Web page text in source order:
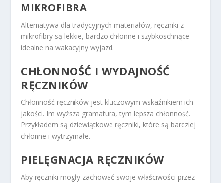
MIKROFIBRA
Alternatywa dla tradycyjnych materiałów, ręczniki z
mikrofibry są lekkie, bardzo chłonne i szybkoschnące –
idealne na wakacyjny wyjazd.
CHŁONNOŚĆ I WYDAJNOŚĆ
RĘCZNIKÓW
Chłonność ręczników jest kluczowym wskaźnikiem ich
jakości. Im wyższa gramatura, tym lepsza chłonność.
Przykładem są dziewiątkowe ręczniki, które są bardziej
chłonne i wytrzymałe.
PIELĘGNACJA RĘCZNIKÓW
Aby ręczniki mogły zachować swoje właściwości przez